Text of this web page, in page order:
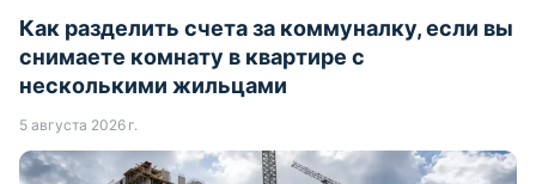
Как разделить счета за коммуналку, если вы
снимаете комнату в квартире с
несколькими жильцами
5 августа 2026 г.